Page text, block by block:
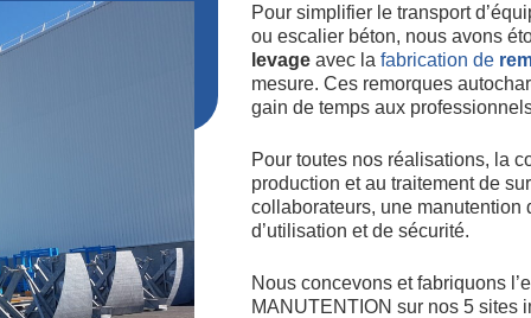
Pour simplifier le transport
ou escalier béton, nous avons
levage avec la fabrication de
mesure. Ces remorques
gain de temps aux
Pour toutes nos réalisations, la
production et au traitement de
collaborateurs, une manutention
d’utilisation et de sécurité.
Nous concevons et fabriquons
MANUTENTION sur nos 5 sites